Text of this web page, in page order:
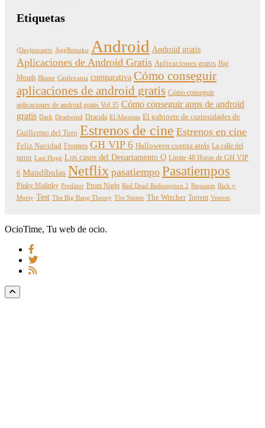
Etiquetas
(Des)encanto AggRetsuko Android Android gratis
Aplicaciones de Android Gratis Aplicaciones gratis Big
Mouth Blame Castlevania comparativa Cómo conseguir
aplicaciones de android gratis Cómo conseguir
aplicaciones de android gratis Vol 35 Cómo conseguir apps de android
gratis Dark Deadwind Dracula El Alienista El gabinete de curiosidades de
Guillermo del Toro Estrenos de cine Estrenos en cine
Feliz Navidad Frontera GH VIP 6 Halloween cuenta atrás La calle del
terror Last Hope Los casos del Departamento Q Límite 48 Horas de GH VIP
6 Mandíbulas Netflix pasatiempo Pasatiempos
Pinky Malinky Predator Prom Night Red Dead Redemption 2 Requiem Rick y
Morty Test The Big Bang Theory The Sinner The Witcher Torrent Venom
OcioTime, Tu web de ocio.